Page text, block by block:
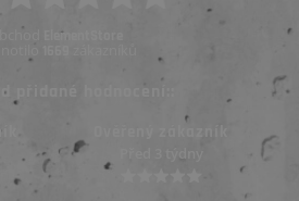
ElementStore
přidané hodnocení::